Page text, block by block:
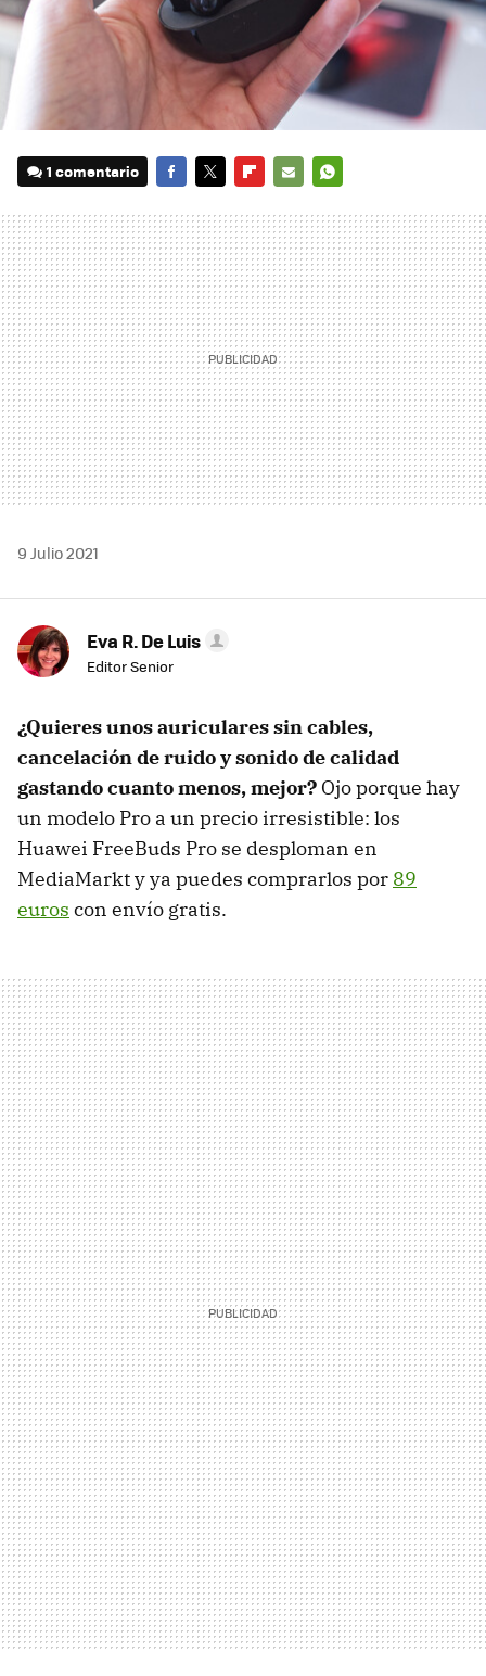
1 comentario
MAIL
9 Julio 2021
Eva R. De Luis
Editor Senior
¿Quieres unos auriculares sin cables,
cancelación de ruido y sonido de calidad
gastando cuanto menos, mejor? Ojo porque hay
un modelo Pro a un precio irresistible: los
Huawei FreeBuds Pro se desploman en
MediaMarkt y ya puedes comprarlos por 89
euros con envío gratis.